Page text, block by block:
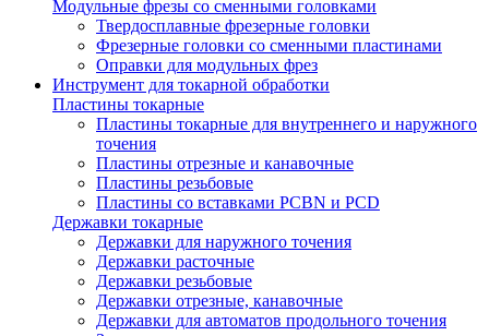
Модульные фрезы со сменными головками
Твердосплавные фрезерные головки
Фрезерные головки со сменными пластинами
Оправки для модульных фрез
Инструмент для токарной обработки
Пластины токарные
Пластины токарные для внутреннего и наружного
точения
Пластины отрезные и канавочные
Пластины резьбовые
Пластины со вставками PCBN и PCD
Державки токарные
Державки для наружного точения
Державки расточные
Державки резьбовые
Державки отрезные, канавочные
Державки для автоматов продольного точения